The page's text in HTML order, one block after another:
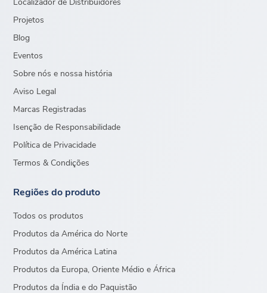
Projetos
Blog
Eventos
Sobre nós e nossa história
Aviso Legal
Marcas Registradas
Isenção de Responsabilidade
Política de Privacidade
Termos & Condições
Regiões do produto
Todos os produtos
Produtos da América do Norte
Produtos da América Latina
Produtos da Europa, Oriente Médio e África
Produtos da Índia e do Paquistão